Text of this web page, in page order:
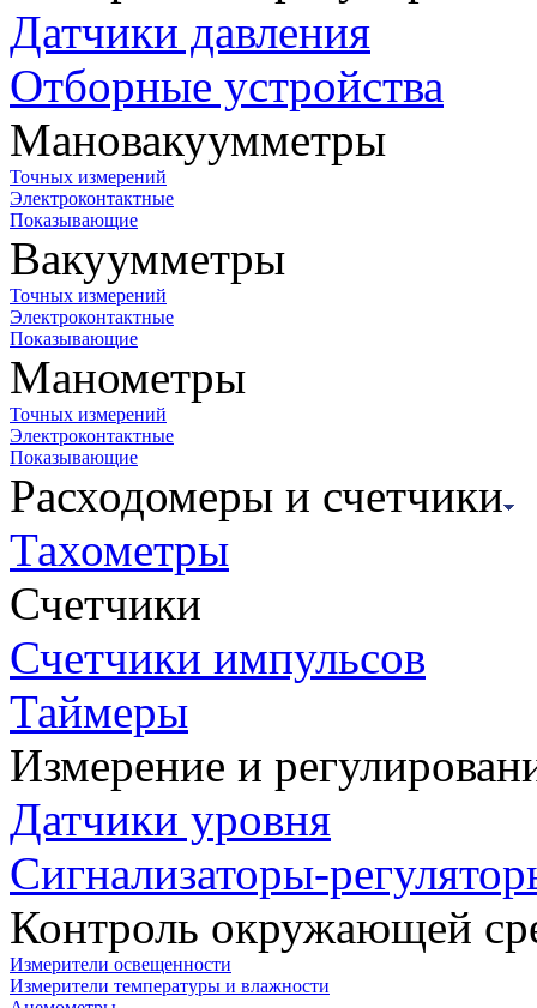
Датчики давления
Отборные устройства
Мановакуумметры
Точных измерений
Электроконтактные
Показывающие
Вакуумметры
Точных измерений
Электроконтактные
Показывающие
Манометры
Точных измерений
Электроконтактные
Показывающие
Расходомеры и счетчики
Тахометры
Счетчики
Счетчики импульсов
Таймеры
Измерение и
Датчики уровня
Сигнализаторы-
Контроль окружающей
Измерители освещенности
Измерители температуры и влажности